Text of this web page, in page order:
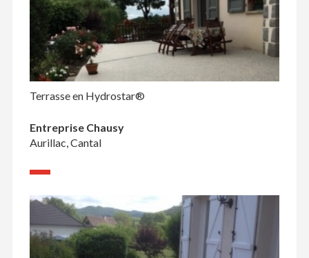
Terrasse en Hydrostar®
Entreprise Chausy
Aurillac, Cantal